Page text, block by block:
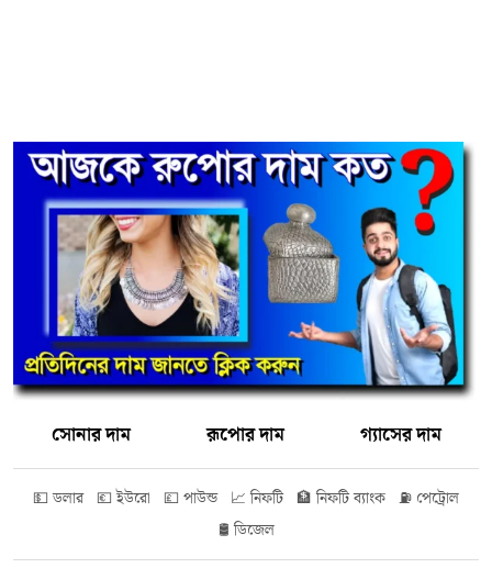
সোনার দাম রূপোর দাম গ্যাসের দাম
💵 ডলার 💶 ইউরো 💷 পাউন্ড 📈 নিফটি 🏦 নিফটি ব্যাংক ⛽ পেট্রোল
🛢️ ডিজেল